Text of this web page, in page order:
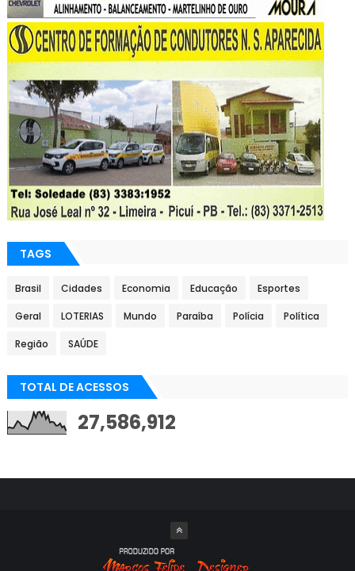
TAGS
Brasil Cidades Economia Educação Esportes
Geral LOTERIAS Mundo Paraíba Polícia Política
Região SAÚDE
TOTAL DE ACESSOS
27,586,912